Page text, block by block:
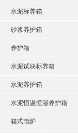
水泥标养箱
砂浆养护箱
养护箱
水泥试块标养箱
水泥养护箱
水泥恒温恒湿养护箱
箱式电炉